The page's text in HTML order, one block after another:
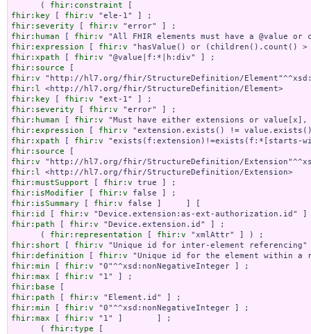
      (
fhir:constraint
fhir:key [ fhir:v
fhir:severity [ fhir:v
fhir:human [ fhir:v
fhir:expression [ fhir:v
fhir:xpath [ fhir:v
fhir:source
fhir:v
fhir:l
fhir:key [ fhir:v
fhir:severity [ fhir:v
fhir:human [ fhir:v
fhir:expression [ fhir:v
fhir:xpath [ fhir:v
fhir:source
fhir:v
fhir:l
fhir:mustSupport [ fhir:v
fhir:isModifier [ fhir:v
fhir:isSummary [ fhir:v
fhir:id
[ fhir:v
fhir:path [ fhir:v "Device.extension.id" ] ;
      (
fhir:representation [ fhir:v
fhir:short [ fhir:v
fhir:definition [ fhir:v
fhir:min [ fhir:v
fhir:max [ fhir:v
fhir:base
fhir:path [ fhir:v
fhir:min [ fhir:v
fhir:max [ fhir:v "1" ]       ] ;
      (
fhir:type [